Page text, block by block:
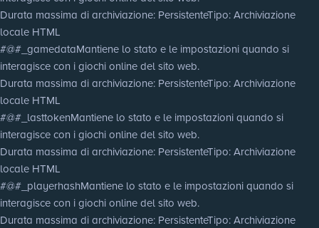
Durata massima di archiviazione: PersistenteTipo: Archiviazione
locale HTML
#@#_gamedataMantiene lo stato e le impostazioni quando si
interagisce con i giochi online del sito web.
Durata massima di archiviazione: PersistenteTipo: Archiviazione
locale HTML
#@#_lasttokenMantiene lo stato e le impostazioni quando si
interagisce con i giochi online del sito web.
Durata massima di archiviazione: PersistenteTipo: Archiviazione
locale HTML
#@#_playerhashMantiene lo stato e le impostazioni quando si
interagisce con i giochi online del sito web.
Durata massima di archiviazione: PersistenteTipo: Archiviazione